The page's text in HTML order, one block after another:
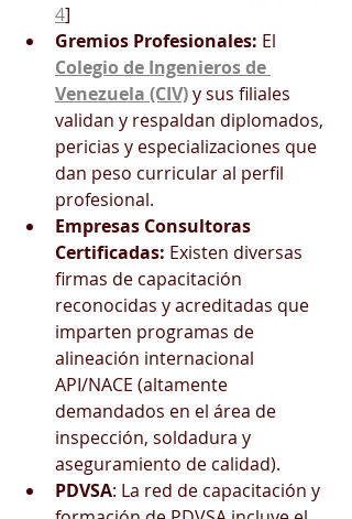
4]
Gremios Profesionales: El
Colegio de Ingenieros de
Venezuela (CIV) y sus filiales
validan y respaldan diplomados,
pericias y especializaciones que
dan peso curricular al perfil
profesional.
Empresas Consultoras
Certificadas: Existen diversas
firmas de capacitación
reconocidas y acreditadas que
imparten programas de
alineación internacional
API/NACE (altamente
demandados en el área de
inspección, soldadura y
aseguramiento de calidad).
PDVSA: La red de capacitación y